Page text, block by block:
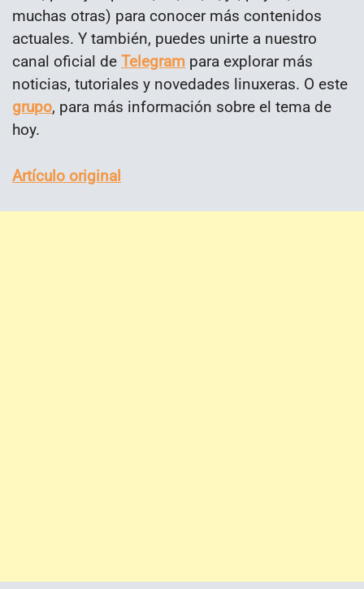
muchas otras) para conocer más contenidos
actuales. Y también, puedes unirte a nuestro
canal oficial de Telegram para explorar más
noticias, tutoriales y novedades linuxeras. O este
grupo, para más información sobre el tema de
hoy.
Artículo original